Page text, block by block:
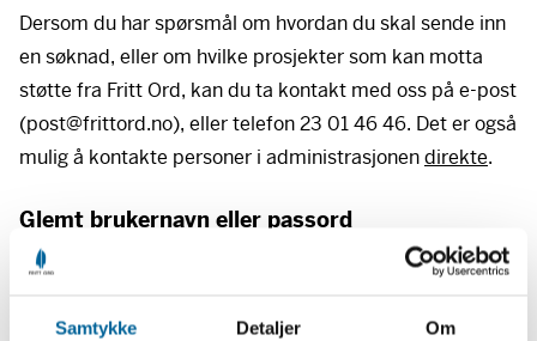
Samtykke Detaljer Om
Dersom du har spørsmål om hvordan du skal sende inn
en søknad, eller om hvilke prosjekter som kan motta
støtte fra Fritt Ord, kan du ta kontakt med oss på e-post
(post@frittord.no), eller telefon 23 01 46 46. Det er også
mulig å kontakte personer i administrasjonendirekte.
Glemt brukernavn eller passord
Brukernavnet ditt hos oss er e-postadressen din.